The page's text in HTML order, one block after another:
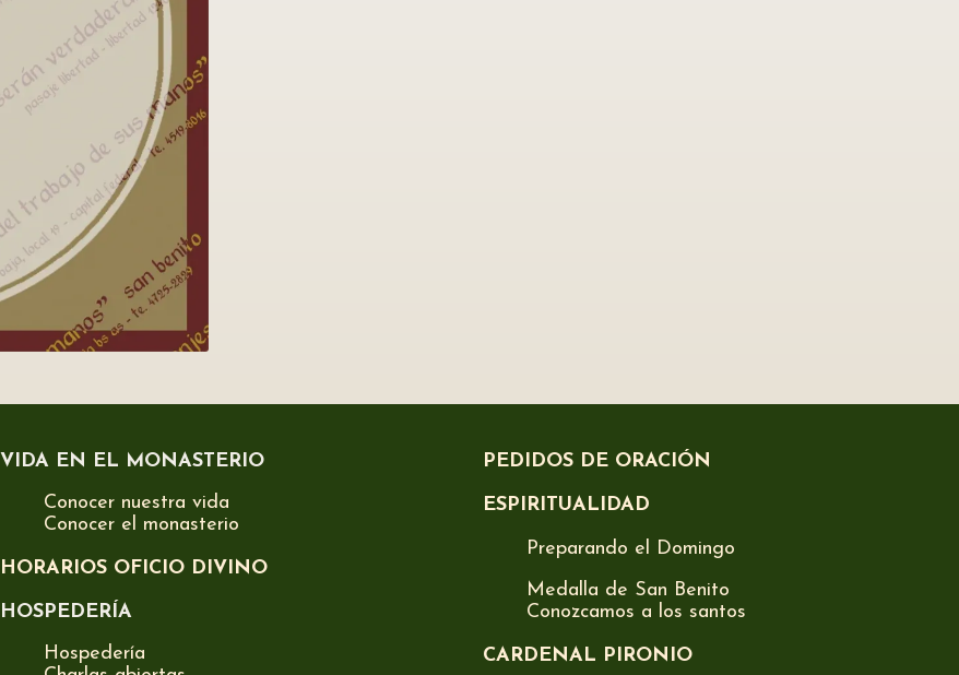
VIDA EN EL MONASTERIO
Conocer nuestra vida
Conocer el monasterio
HORARIOS OFICIO DIVINO
HOSPEDERÍA
Hospedería
PEDIDOS DE ORACIÓN
ESPIRITUALIDAD
Preparando el Domingo
Medalla de San Benito
Conozcamos a los santos
CARDENAL PIRONIO